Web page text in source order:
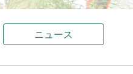
ニュース